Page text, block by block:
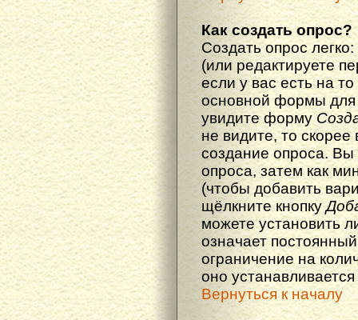
Как создать опрос?
Создать опрос
(или редактируете
если у вас есть на
основной формы
увидите форму
не видите, то скорее
создание опроса.
опроса, затем как
(чтобы добавить
щёлкните кнопку
можете установить
означает
ограничение на
оно
Вернуться к началу